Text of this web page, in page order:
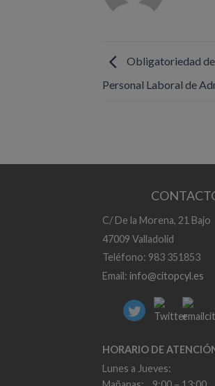
Obligatoriedad
Personal Laboral de
C/ De la Morena, 21 Bajo
47009 Valladolid
Teléfono: 983 351853
Email: info@citopcyl.es
HORARIO DE
Lunes a Jueves: